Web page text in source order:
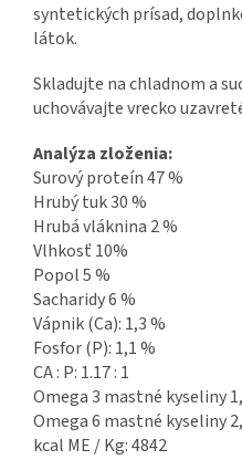
syntetických prísad,
látok.
Skladujte na chladnom a
uchovávajte vrecko
Analýza zloženia:
Surový proteín 47 %
Hrubý tuk 30 %
Hrubá vláknina 2 %
Vlhkosť 10%
Popol 5 %
Sacharidy 6 %
Vápnik (Ca): 1,3 %
Fosfor (P): 1,1 %
CA : P: 1.17 : 1
Omega 3 mastné kyseliny
Omega 6 mastné kyseliny
kcal ME / Kg: 4842